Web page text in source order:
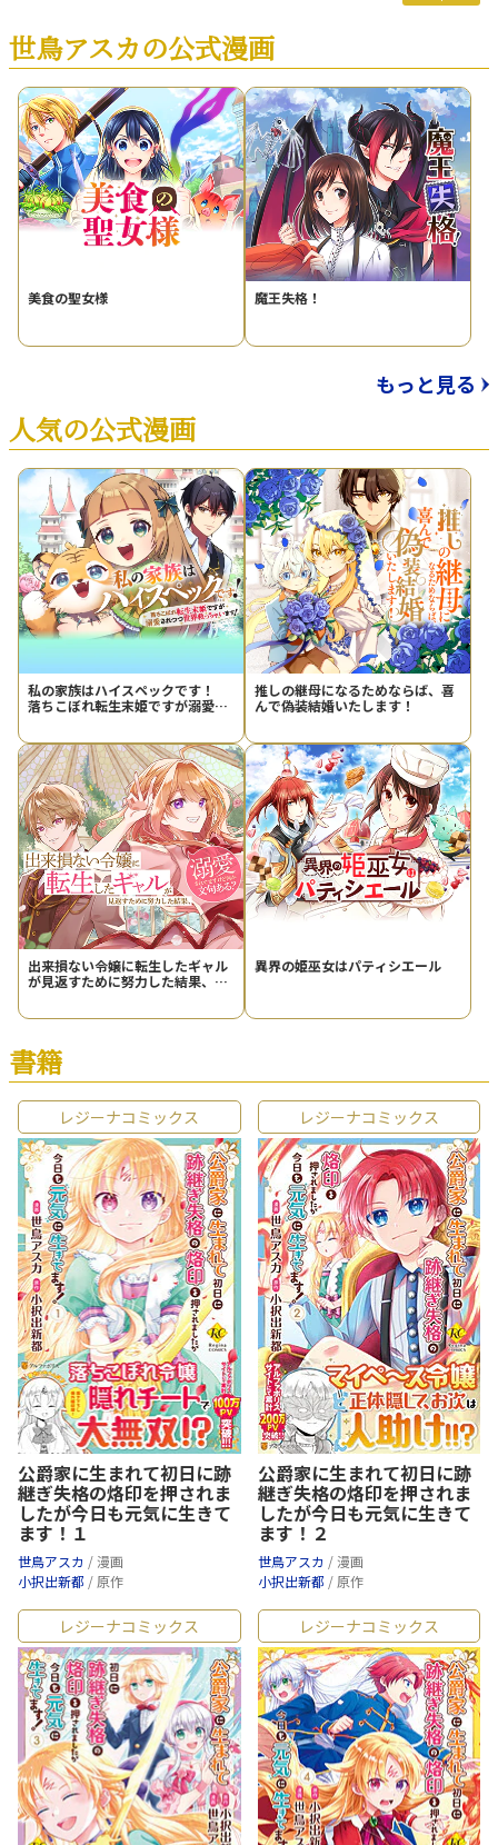
世鳥アスカの公式漫画
美食の聖女様 魔王失格！
もっと見る
人気の公式漫画
私の家族はハイスペックです！
落ちこぼれ転生末姫ですが溺愛さ
推しの継母になるためならば、喜
んで偽装結婚いたします！
出来損ない令嬢に転生したギャル
が見返すために努力した結果、溺
異界の姫巫女はパティシエール
書籍
レジーナコミックス
公爵家に生まれて初日に跡
継ぎ失格の烙印を押されま
したが今日も元気に生きて
ます！１
世鳥アスカ / 漫画
小択出新都 / 原作
レジーナコミックス
公爵家に生まれて初日に跡
継ぎ失格の烙印を押されま
したが今日も元気に生きて
ます！２
世鳥アスカ / 漫画
小択出新都 / 原作
レジーナコミックス レジーナコミックス